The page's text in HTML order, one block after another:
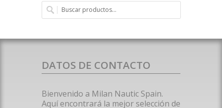
DATOS DE CONTACTO
Bienvenido a Milan Nautic Spain.
Aquí encontrará la mejor selección de